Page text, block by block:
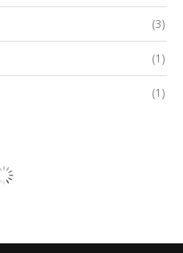
(3)
(1)
(1)